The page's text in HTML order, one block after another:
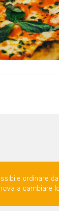
ordinare
a cambiare